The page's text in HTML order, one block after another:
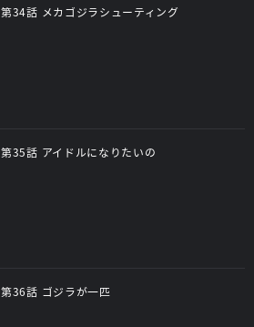
第34話 メカゴジラシューティング
第35話 アイドルになりたいの
第36話 ゴジラが一匹